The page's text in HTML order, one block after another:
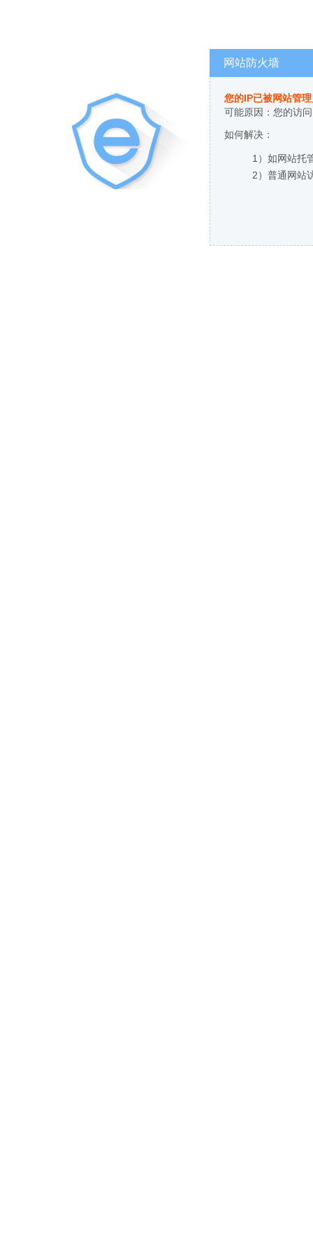
网站防火墙
您的IP已被网站管
可能原因：您的访
如何解决：
1）如网站托
2）普通网站